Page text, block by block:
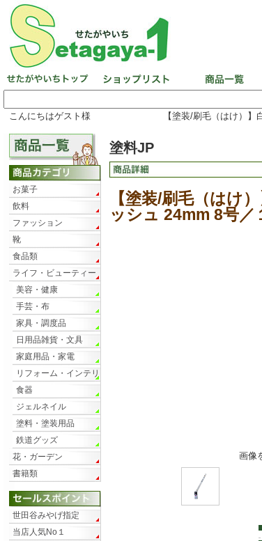
こんにちはゲスト様 【塗装/刷毛（はけ）
塗料JP
【塗装/刷毛（はけ
ッシュ 24mm 8号／
画像
お菓子
飲料
ファッション
靴
食品類
ライフ・ビューティー
美容・健康
手芸・布
家具・調度品
日用品雑貨・文具
家庭用品・家電
リフォーム・インテリ
ア
食器
ジェルネイル
塗料・塗装用品
鉄道グッズ
花・ガーデン
書籍類
世田谷みやげ指定
当店人気No１